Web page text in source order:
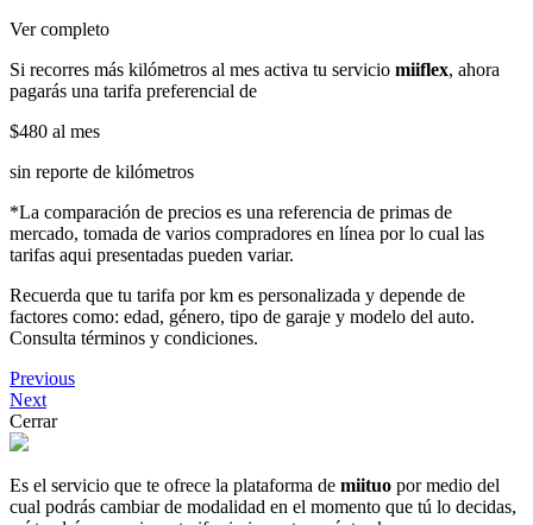
Ver completo
Si recorres más kilómetros al mes activa tu servicio miiflex, ahora
pagarás una tarifa preferencial de
$480 al mes
sin reporte de kilómetros
*La comparación de precios es una referencia de primas de
mercado, tomada de varios compradores en línea por lo cual las
tarifas aqui presentadas pueden variar.
Recuerda que tu tarifa por km es personalizada y depende de
factores como: edad, género, tipo de garaje y modelo del auto.
Consulta términos y condiciones.
Previous
Next
Cerrar
Es el servicio que te ofrece la plataforma de miituo por medio del
cual podrás cambiar de modalidad en el momento que tú lo decidas,